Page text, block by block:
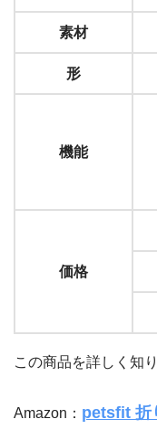
素材
形
機能
価格
この商品を詳しく知
Amazon： petsfit 折